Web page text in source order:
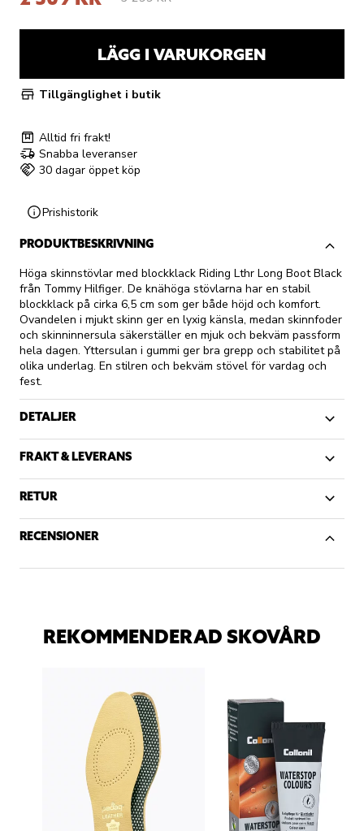
LÄGG I VARUKORGEN
Tillgänglighet i butik
Alltid fri frakt!
Snabba leveranser
30 dagar öppet köp
Prishistorik
PRODUKTBESKRIVNING
Höga skinnstövlar med blockklack Riding Lthr Long Boot Black
från Tommy Hilfiger. De knähöga stövlarna har en stabil
blockklack på cirka 6,5 cm som ger både höjd och komfort.
Ovandelen i mjukt skinn ger en lyxig känsla, medan skinnfoder
och skinninnersula säkerställer en mjuk och bekväm passform
hela dagen. Yttersulan i gummi ger bra grepp och stabilitet på
olika underlag. En stilren och bekväm stövel för vardag och
fest.
DETALJER
FRAKT & LEVERANS
RETUR
RECENSIONER
REKOMMENDERAD SKOVÅRD